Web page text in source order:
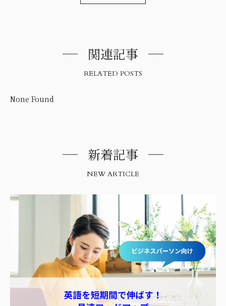
関連記事
RELATED POSTS
None Found
新着記事
NEW ARTICLE